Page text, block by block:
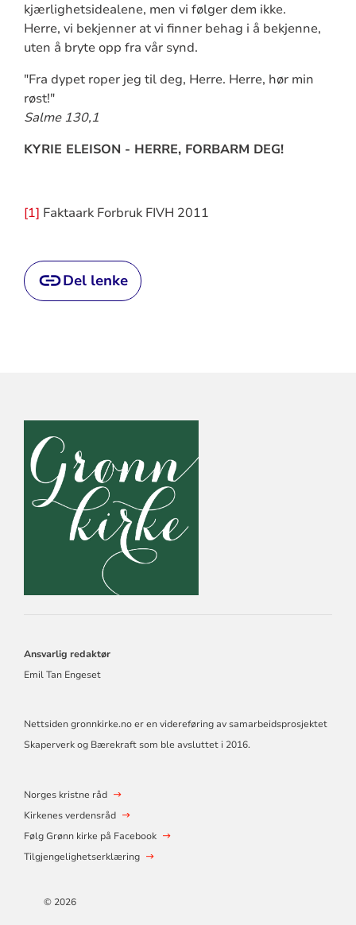
kjærlighetsidealene, men vi følger dem ikke.
Herre, vi bekjenner at vi finner behag i å bekjenne,
uten å bryte opp fra vår synd.
"Fra dypet roper jeg til deg, Herre. Herre, hør min
røst!"
Salme 130,1
KYRIE ELEISON - HERRE, FORBARM DEG!
[1] Faktaark Forbruk FIVH 2011
Del lenke
DEN
Ansvarlig redaktør
Emil Tan Engeset
Nettsiden gronnkirke.no er en videreføring av samarbeidsprosjektet
Skaperverk og Bærekraft som ble avsluttet i 2016.
Norges kristne råd
Kirkenes verdensråd
Følg Grønn kirke på Facebook
Tilgjengelighetserklæring
© 2026